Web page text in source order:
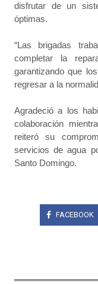
disfrutar de un
óptimas.
“Las brigadas
completar la
garantizando que
regresar a la
Agradeció a los
colaboración
reiteró su
servicios de agua
Santo Domingo.
FACEBOOK